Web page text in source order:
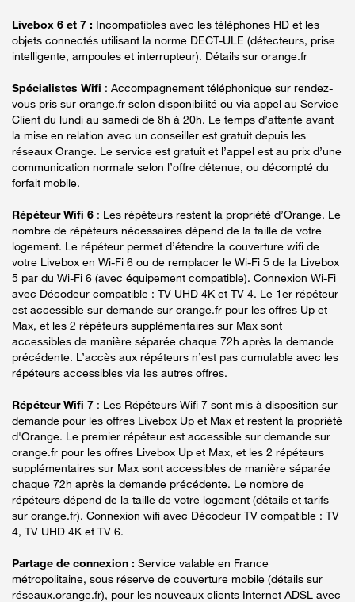
Livebox 6 et 7 : Incompatibles avec les téléphones HD et les
objets connectés utilisant la norme DECT-ULE (détecteurs, prise
intelligente, ampoules et interrupteur). Détails sur orange.fr
Spécialistes Wifi : Accompagnement téléphonique sur rendez-
vous pris sur orange.fr selon disponibilité ou via appel au Service
Client du lundi au samedi de 8h à 20h. Le temps d’attente avant
la mise en relation avec un conseiller est gratuit depuis les
réseaux Orange. Le service est gratuit et l’appel est au prix d’une
communication normale selon l’offre détenue, ou décompté du
forfait mobile.
Répéteur Wifi 6 : Les répéteurs restent la propriété d’Orange. Le
nombre de répéteurs nécessaires dépend de la taille de votre
logement. Le répéteur permet d’étendre la couverture wifi de
votre Livebox en Wi-Fi 6 ou de remplacer le Wi-Fi 5 de la Livebox
5 par du Wi-Fi 6 (avec équipement compatible). Connexion Wi-Fi
avec Décodeur compatible : TV UHD 4K et TV 4. Le 1er répéteur
est accessible sur demande sur orange.fr pour les offres Up et
Max, et les 2 répéteurs supplémentaires sur Max sont
accessibles de manière séparée chaque 72h après la demande
précédente. L’accès aux répéteurs n’est pas cumulable avec les
répéteurs accessibles via les autres offres.
Répéteur Wifi 7 : Les Répéteurs Wifi 7 sont mis à disposition sur
demande pour les offres Livebox Up et Max et restent la propriété
d'Orange. Le premier répéteur est accessible sur demande sur
orange.fr pour les offres Livebox Up et Max, et les 2 répéteurs
supplémentaires sur Max sont accessibles de manière séparée
chaque 72h après la demande précédente. Le nombre de
répéteurs dépend de la taille de votre logement (détails et tarifs
sur orange.fr). Connexion wifi avec Décodeur TV compatible : TV
4, TV UHD 4K et TV 6.
Partage de connexion : Service valable en France
métropolitaine, sous réserve de couverture mobile (détails sur
réseaux.orange.fr), pour les nouveaux clients Internet ADSL avec